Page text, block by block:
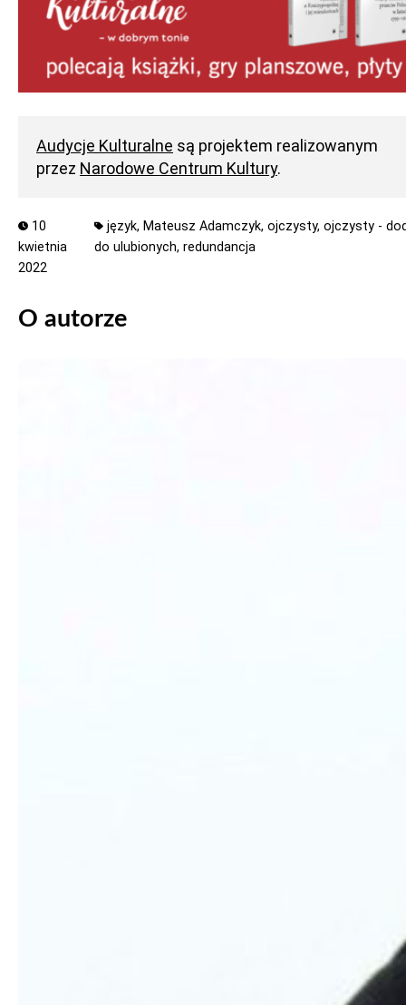
Audycje Kulturalne są projektem realizowanym
przez Narodowe Centrum Kultury.
10
kwietnia
2022
język, Mateusz Adamczyk, ojczysty, ojczysty -
do ulubionych,redundancja
O autorze